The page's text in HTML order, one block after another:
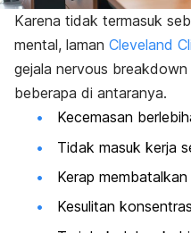
Karena tidak termasuk
mental, laman Cleveland
gejala nervous breakdown
beberapa di antaranya.
Kecemasan
Tidak masuk kerja
Kerap
Kesulitan